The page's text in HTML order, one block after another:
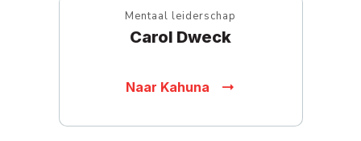
Mentaal leiderschap
Carol Dweck
Naar Kahuna